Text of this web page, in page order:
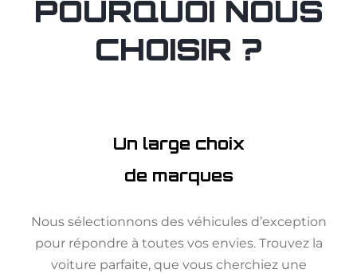
POURQUOI NOUS
CHOISIR ?
Un large choix
de marques
Nous sélectionnons des véhicules d’exception
pour répondre à toutes vos envies. Trouvez la
voiture parfaite, que vous cherchiez une